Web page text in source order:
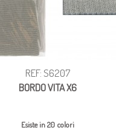
REF: S6207
BORDO VITA X6
Esiste in 20 colori